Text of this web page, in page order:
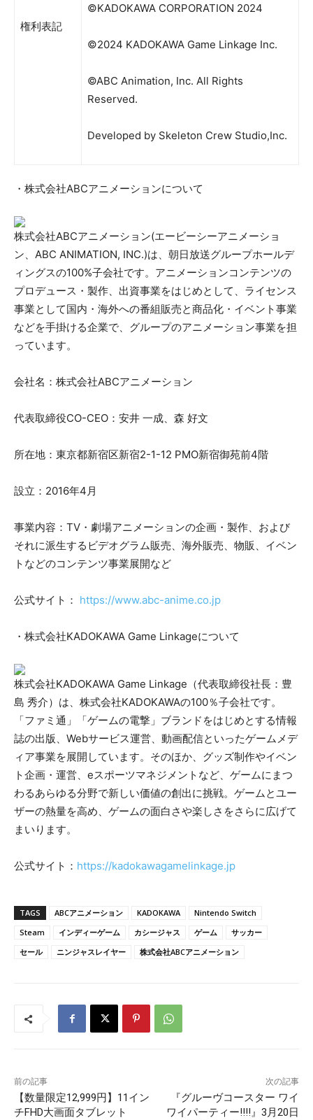
権利表記
©KADOKAWA CORPORATION 2024
©2024 KADOKAWA Game Linkage Inc.
©ABC Animation, Inc. All Rights
Reserved.
Developed by Skeleton Crew Studio,Inc.
・株式会社ABCアニメーションについて
株式会社ABCアニメーション(エービーシーアニメーショ
ン、ABC ANIMATION, INC.)は、朝日放送グループホールデ
ィングスの100%子会社です。アニメーションコンテンツの
プロデュース・製作、出資事業をはじめとして、ライセンス
事業として国内・海外への番組販売と商品化・イベント事業
などを手掛ける企業で、グループのアニメーション事業を担
っています。
会社名：株式会社ABCアニメーション
代表取締役CO-CEO：安井 一成、森 好文
所在地：東京都新宿区新宿2-1-12 PMO新宿御苑前4階
設立：2016年4月
事業内容：TV・劇場アニメーションの企画・製作、および
それに派生するビデオグラム販売、海外販売、物販、イベン
トなどのコンテンツ事業展開など
公式サイト： https://www.abc-anime.co.jp
・株式会社KADOKAWA Game Linkageについて
株式会社KADOKAWA Game Linkage（代表取締役社長：豊
島 秀介）は、株式会社KADOKAWAの100％子会社です。
「ファミ通」「ゲームの電撃」ブランドをはじめとする情報
誌の出版、Webサービス運営、動画配信といったゲームメデ
ィア事業を展開しています。そのほか、グッズ制作やイベン
ト企画・運営、eスポーツマネジメントなど、ゲームにまつ
わるあらゆる分野で新しい価値の創出に挑戦。ゲームとユー
ザーの熱量を高め、ゲームの面白さや楽しさをさらに広げて
まいります。
公式サイト： https://kadokawagamelinkage.jp
TAGS ABCアニメーション KADOKAWA
Nintendo Switch
Steam
インディーゲーム カシージャス ゲーム
サッカー
セール
ニンジャスレイヤー 株式会社ABCアニメーション
前の記事
【数量限定12,999円】11イン
チFHD大画面タブレット
次の記事
『グルーヴコースター ワイ
ワイパーティー!!!!』3月20日